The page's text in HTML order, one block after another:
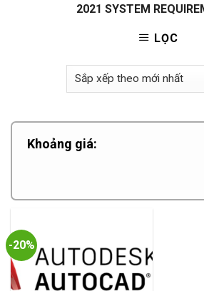
2021 SYSTEM
LỌC
Khoảng giá:
-20%